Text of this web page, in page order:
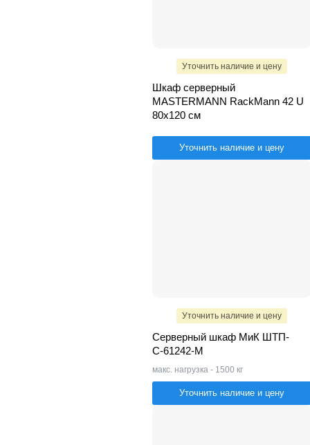
Уточнить наличие и цену
Шкаф серверный
MASTERMANN RackMann 42 U
80х120 см
Уточнить наличие и цену
Уточнить наличие и цену
Серверный шкаф МиК ШТП-
С-61242-M
макс. нагрузка - 1500 кг
Уточнить наличие и цену